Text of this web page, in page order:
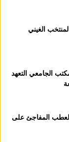
الغيني
الجامعي التعهد
المفاجئ على